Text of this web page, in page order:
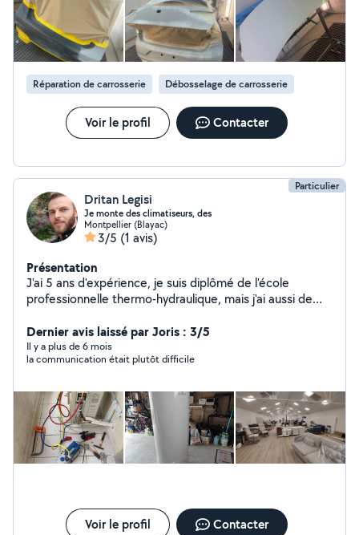
Réparation de carrosserie Débosselage de carrosserie
Voir le profil Contacter
Particulier
Dritan Legisi
Je monte des climatiseurs, des
Montpellier (Blayac)
3/5 (1 avis)
Présentation
J'ai 5 ans d'expérience, je suis diplômé de l'école
professionnelle thermo-hydraulique, mais j'ai aussi de
de montage et de cuisines .
Dernier avis laissé par Joris : 3/5
Il y a plus de 6 mois
la communication était plutôt difficile
Voir le profil Contacter